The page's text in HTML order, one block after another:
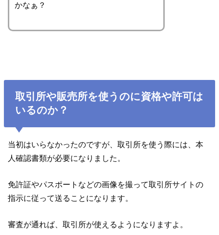
かなぁ？
取引所や販売所を使うのに資格や許可は
いるのか？
当初はいらなかったのですが、取引所を使う際には、本
人確認書類が必要になりました。
免許証やパスポートなどの画像を撮って取引所サイトの
指示に従って送ることになります。
審査が通れば、取引所が使えるようになりますよ。